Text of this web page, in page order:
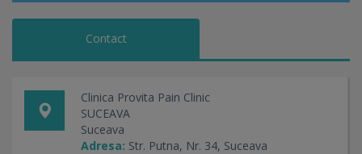
Contact
Clinica Provita Pain Clinic
SUCEAVA
Suceava
Adresa: Str. Putna, Nr. 34, Suceava